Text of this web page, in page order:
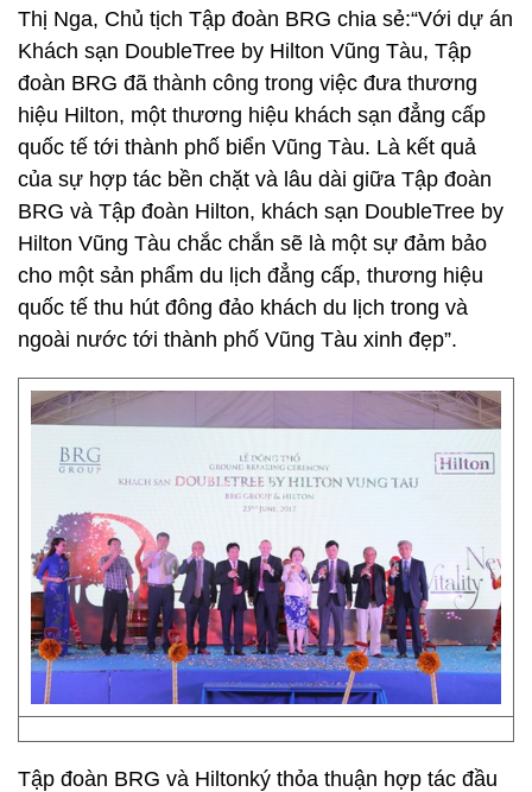
Thị Nga, Chủ tịch Tập đoàn BRG chia sẻ:“Với dự án
Khách sạn DoubleTree by Hilton Vũng Tàu, Tập
đoàn BRG đã thành công trong việc đưa thương
hiệu Hilton, một thương hiệu khách sạn đẳng cấp
quốc tế tới thành phố biển Vũng Tàu. Là kết quả
của sự hợp tác bền chặt và lâu dài giữa Tập đoàn
BRG và Tập đoàn Hilton, khách sạn DoubleTree by
Hilton Vũng Tàu chắc chắn sẽ là một sự đảm bảo
cho một sản phẩm du lịch đẳng cấp, thương hiệu
quốc tế thu hút đông đảo khách du lịch trong và
ngoài nước tới thành phố Vũng Tàu xinh đẹp”.
Tập đoàn BRG và Hiltonký thỏa thuận hợp tác đầu